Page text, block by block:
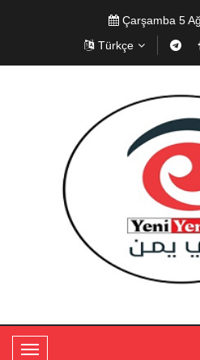
Çarşamba 5
Türkçe
T